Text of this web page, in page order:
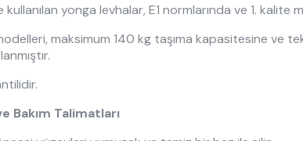
kullanılan yonga levhalar, E1 normlarında ve 1. kalite
maksimum 140 kg taşıma kapasitesine ve tek
Bakım Talimatları